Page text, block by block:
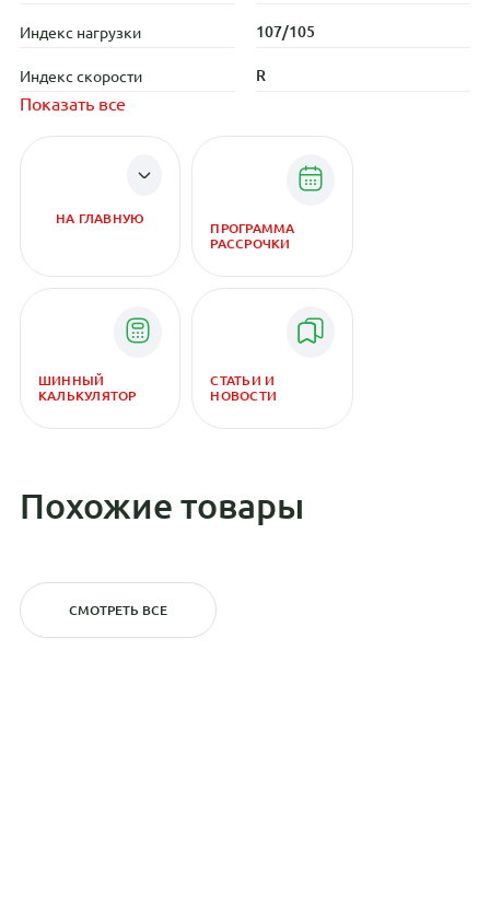
Индекс нагрузки 107/105
Индекс скорости R
Показать все
НА ГЛАВНУЮ
ПРОГРАММА
РАССРОЧКИ
ШИННЫЙ
КАЛЬКУЛЯТОР
СТАТЬИ И
НОВОСТИ
Похожие товары
СМОТРЕТЬ ВСЕ